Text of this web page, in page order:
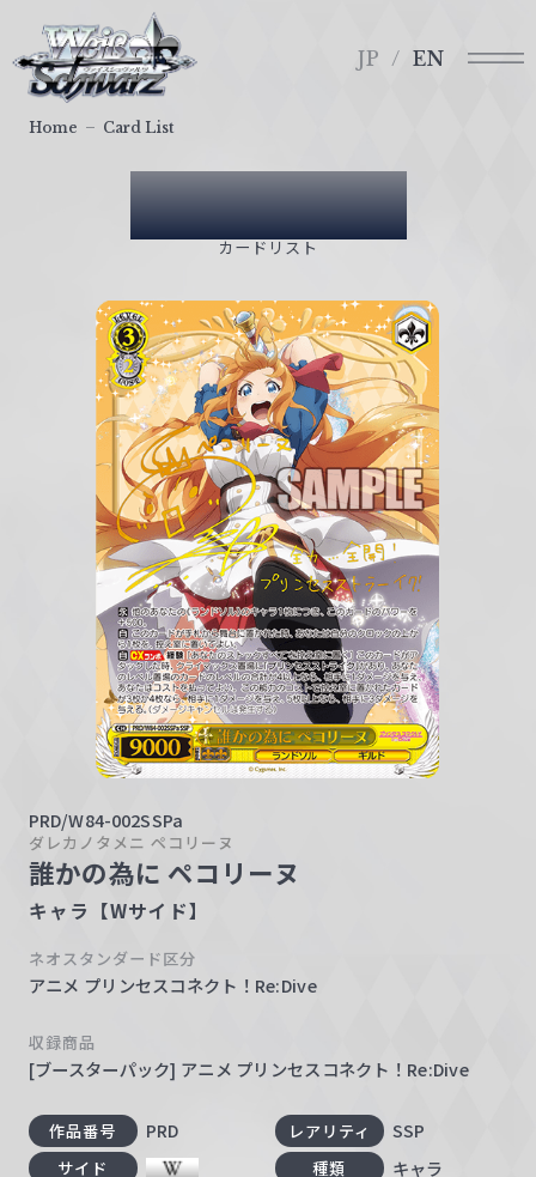
ァ
イ
JP EN
Card List
カードリスト
Home Card List
PRD/W84-002SSPa
ダレカノタメニ ペコリーヌ
誰かの為に ペコリーヌ
キャラ【Wサイド】
ネオスタンダード区分
アニメ プリンセスコネクト！Re:Dive
収録商品
[ブースターパック] アニメ プリンセスコネクト！Re:Dive
作品番号 PRD レアリティ SSP
サイド 種類 キャラ